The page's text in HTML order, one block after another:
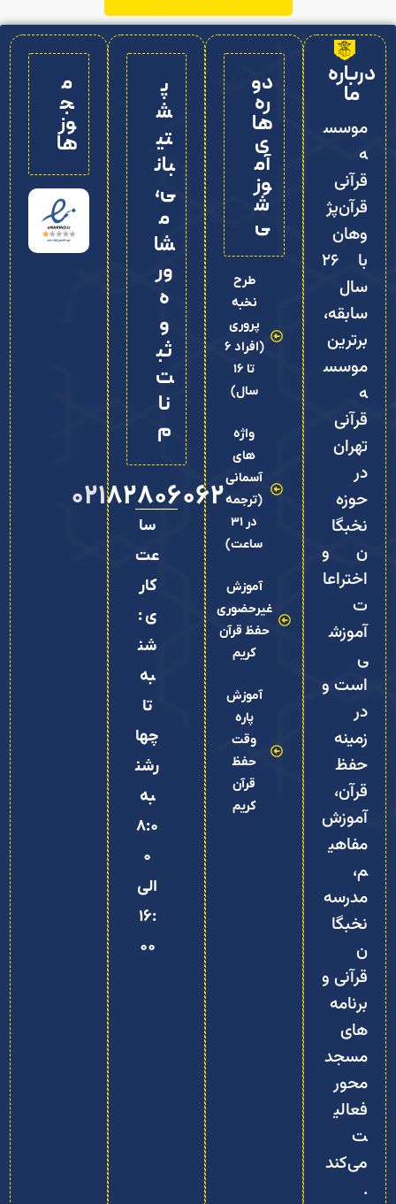
درباره
ما
موسس
ه
قرآنی
قرآن‌پژ
وهان
با ۲۶
سال
سابقه،
برترین
موسس
ه
قرآنی
تهران
در
حوزه
نخبگا
ن و
اختراعا
ت
آموزش
ی
است و
در
زمینه
حفظ
قرآن،
آموزش
مفاهی
م،
مدرسه
نخبگا
ن
قرآنی و
برنامه‌
های
مسجد‌
محور
فعالی
ت
می‌کند
.
دو
ره‌
ها
ی
آم
وز
ش
ی
طرح
نخبه
پروری
(افراد 6
تا 16
سال)
واژه
های
آسمانی
(ترجمه
در 31
ساعت)
آموزش
غیرحضوری
حفظ قرآن
کریم
آموزش
پاره
وقت
حفظ
قرآن
کریم
پ
ش
تی
بان
ی،
م
شا
ور
ه
و
ثب
ت‌
نا
م
02182806062
سا
عت
کار
ی :
شن
به
تا
چها
رشن
به
8:0
0
الی
16:
00
م
ج
وز
ها